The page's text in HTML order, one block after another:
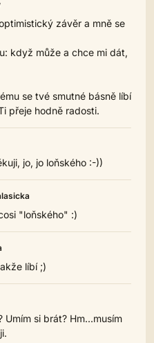
závěr a mně se
když může a chce mi dát,
se tvé smutné básně líbí
přeje hodně radosti.
jo, jo loňského :-))
"loňského" :)
líbí ;)
si brát? Hm...musím